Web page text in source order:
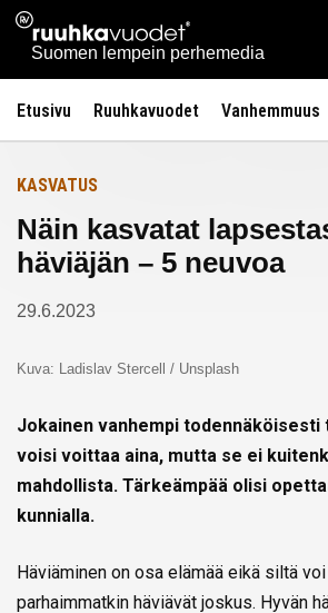
Siirry
sisältöön
Ruuhkavuodet.fi
Suomen lempein perhemedia
Etusivu Ruuhkavuodet Vanhemmuus
Etusivulle
KASVATUS
Näin kasvatat
häviäjän – 5 neuvoa
29.6.2023
Kuva: Ladislav Stercell / Unsplash
Jokainen vanhempi
voisi voittaa aina, mutta se ei
mahdollista. Tärkeämpää olisi
kunnialla.
Häviäminen on osa elämää eikä siltä
parhaimmatkin häviävät joskus. Hyvän